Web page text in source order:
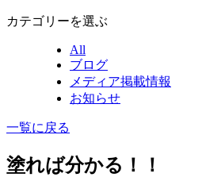
カテゴリーを選ぶ
All
ブログ
メディア掲載情報
お知らせ
一覧に戻る
塗れば分かる！！